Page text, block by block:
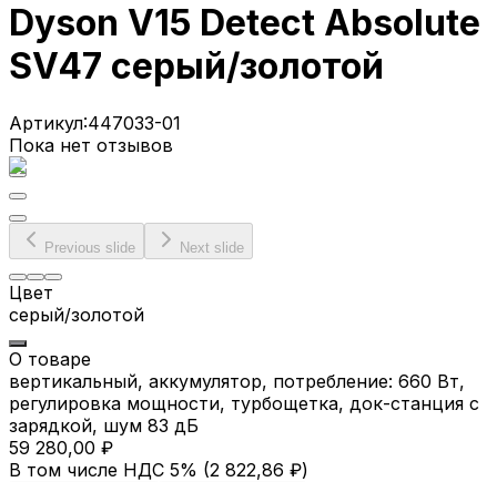
Dyson V15 Detect Absolute
SV47 серый/золотой
Артикул:447033-01
Пока нет отзывов
Previous slide Next slide
Цвет
серый/золотой
О товаре
вертикальный, аккумулятор, потребление: 660 Вт,
регулировка мощности, турбощетка, док-станция с
зарядкой, шум 83 дБ
59 280,00 ₽
В том числе НДС 5% (2 822,86 ₽)